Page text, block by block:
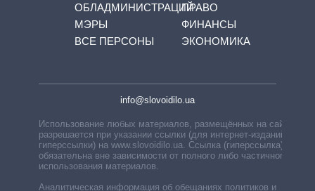
ОБЛАДМИНИСТРАЦИЙ
МЭРЫ
ВСЕ ПЕРСОНЫ
ПРАВО
ФИНАНСЫ
ЭКОНОМИКА
info@slovoidilo.ua
Использование любых материалов, размещённых на сайте,
разрешается при указании ссылки (для интернет-изданий —
гиперссылки) на www.slovoidilo.ua. Ссылка (гиперссылка)
обязательна вне зависимости от полного либо частичного
использования материалов.
Аналитическая информация об обещаниях политиков и